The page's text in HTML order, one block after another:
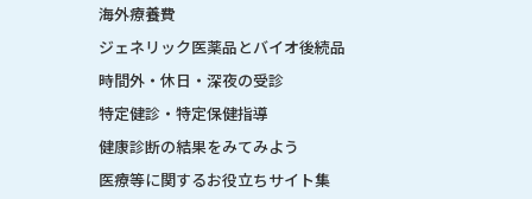
海外療養費
ジェネリック医薬品とバイオ後続品
時間外・休日・深夜の受診
特定健診・特定保健指導
健康診断の結果をみてみよう
医療等に関するお役立ちサイト集